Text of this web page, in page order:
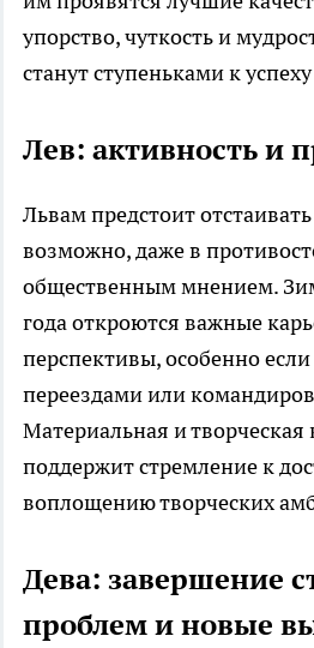
упорство, чуткость и
станут ступеньками к
Лев: активность и
Львам предстоит
возможно, даже в
общественным мнением.
года откроются важные
перспективы, особенно
переездами или
Материальная и
поддержит стремление к
воплощению творческих
Дева: завершение
проблем и новые